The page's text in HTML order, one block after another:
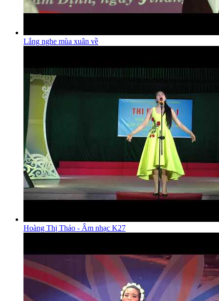
Lắng nghe mùa xuân về
Hoàng Thị Thảo - Âm nhạc K27